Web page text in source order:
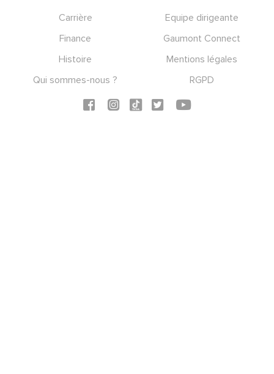
Carrière
Equipe dirigeante
Finance
Gaumont Connect
Histoire
Mentions légales
Qui sommes-nous ?
RGPD
Social icons